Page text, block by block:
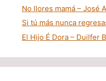
No llores mamá – José
Si tú más nunca
El Hijo É Dora – Duilfer